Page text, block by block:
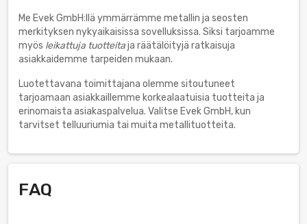
Me Evek GmbH:llä ymmärrämme metallin ja seosten
merkityksen nykyaikaisissa sovelluksissa. Siksi tarjoamme
myös leikattuja tuotteitaja räätälöityjä ratkaisuja
asiakkaidemme tarpeiden mukaan.
Luotettavana toimittajana olemme sitoutuneet
tarjoamaan asiakkaillemme korkealaatuisia tuotteita ja
erinomaista asiakaspalvelua. Valitse Evek GmbH, kun
tarvitset telluuriumia tai muita metallituotteita.
FAQ